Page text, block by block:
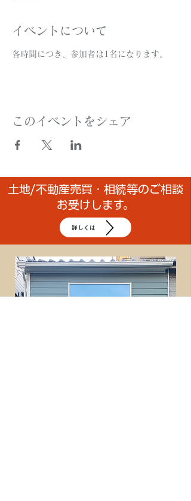
イベントについて
各時間につき、参加者は1名になります。
このイベントをシェア
土地/不動産売買・相続等のご相談
お受けします。
詳しくは